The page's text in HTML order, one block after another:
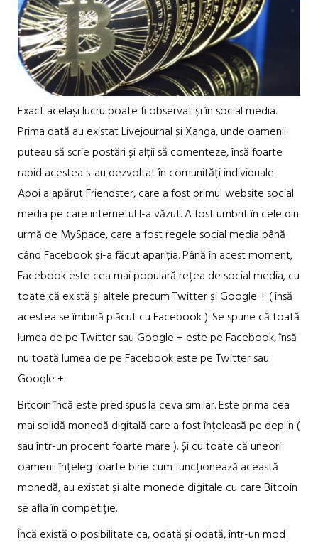
Exact același lucru poate fi observat și în social media.
Prima dată au existat Livejournal și Xanga, unde oamenii
puteau să scrie postări și alții să comenteze, însă foarte
rapid acestea s-au dezvoltat în comunități individuale.
Apoi a apărut Friendster, care a fost primul website social
media pe care internetul l-a văzut. A fost umbrit în cele din
urmă de MySpace, care a fost regele social media până
când Facebook și-a făcut apariția. Până în acest moment,
Facebook este cea mai populară rețea de social media, cu
toate că există și altele precum Twitter și Google + ( însă
acestea se îmbină plăcut cu Facebook ). Se spune că toată
lumea de pe Twitter sau Google + este pe Facebook, însă
nu toată lumea de pe Facebook este pe Twitter sau
Google +.
Bitcoin încă este predispus la ceva similar. Este prima cea
mai solidă monedă digitală care a fost înțeleasă pe deplin (
sau într-un procent foarte mare ). Și cu toate că uneori
oamenii înțeleg foarte bine cum funcționează această
monedă, au existat și alte monede digitale cu care Bitcoin
se afla în competiție.
Încă există o posibilitate ca, odată și odată, într-un mod